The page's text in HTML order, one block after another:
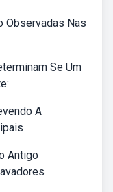
Observadas Nas
Se Um
A
Antigo